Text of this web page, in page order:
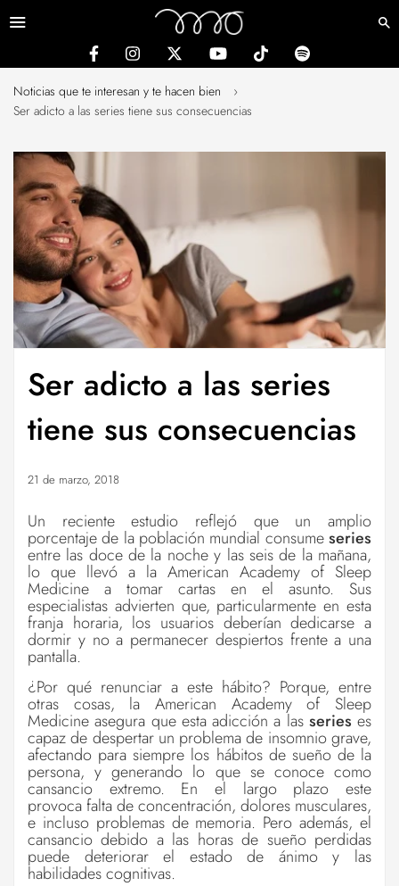
Noticias que te interesan y te hacen bien
›
Ser adicto a las series tiene sus consecuencias
Ser adicto a las series
tiene sus consecuencias
21 de marzo, 2018
Un reciente estudio reflejó que un amplio
porcentaje de la población mundial consumeseries
entre las doce de la noche y las seis de la mañana,
lo que llevó a la American Academy of Sleep
Medicine a tomar cartas en el asunto. Sus
especialistas advierten que, particularmente en esta
franja horaria, los usuarios deberían dedicarse a
dormir y no a permanecer despiertos frente a una
pantalla.
¿Por qué renunciar a este hábito? Porque, entre
otras cosas, la American Academy of Sleep
Medicine asegura que esta adicción a las series es
capaz de despertar un problema de insomnio grave,
afectando para siempre los hábitos de sueño de la
persona, y generando lo que se conoce como
cansancio extremo. En el largo plazo este
provoca falta de concentración, dolores musculares,
e incluso problemas de memoria. Pero además, el
cansancio debido a las horas de sueño perdidas
puede deteriorar el estado de ánimo y las
habilidades cognitivas.